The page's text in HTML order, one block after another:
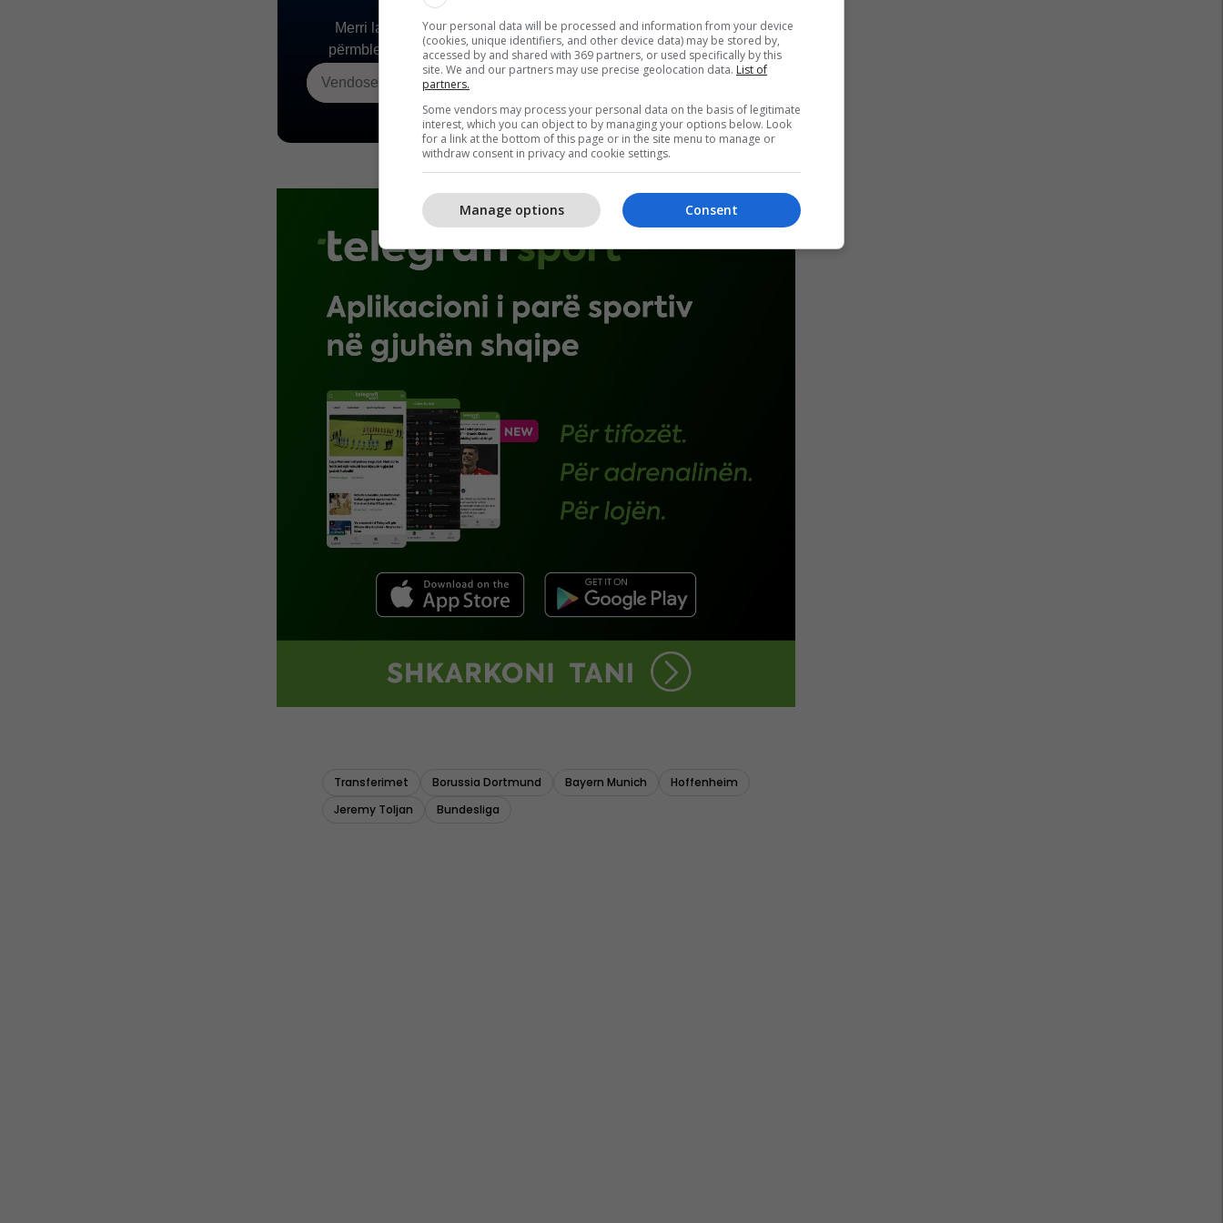
Your personal data will be processed and information from your device
(cookies, unique identifiers, and other device data) may be stored by,
accessed by and shared with 369 partners, or used specifically by this
site. We and our partners may use precise geolocation data. List of
partners.
Some vendors may process your personal data on the basis of legitimate
interest, which you can object to by managing your options below. Look
for a link at the bottom of this page or in the site menu to manage or
withdraw consent in privacy and cookie settings.
Consent
Manage options